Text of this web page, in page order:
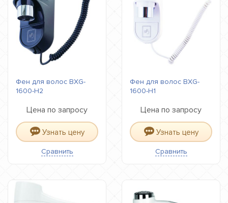
Фен для волос BXG-
1600-H2
Цена по запросу
Узнать цену
Сравнить
Фен для волос BXG-
1600-H1
Цена по запросу
Узнать цену
Сравнить